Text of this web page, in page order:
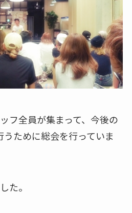
フ全員が集まって、今後の
ために総会を行っていま
た。